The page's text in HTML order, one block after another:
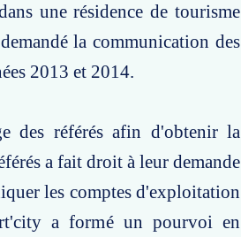
une résidence de tourisme
la communication des
2013 et 2014.
des référés afin d'obtenir la
a fait droit à leur demande
les comptes d'exploitation
a formé un pourvoi en